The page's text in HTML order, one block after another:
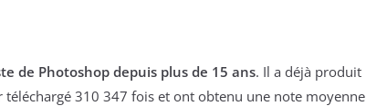
de Photoshop depuis plus de 15 ans. Il a déjà produit
310 347 fois et ont obtenu une note moyenne